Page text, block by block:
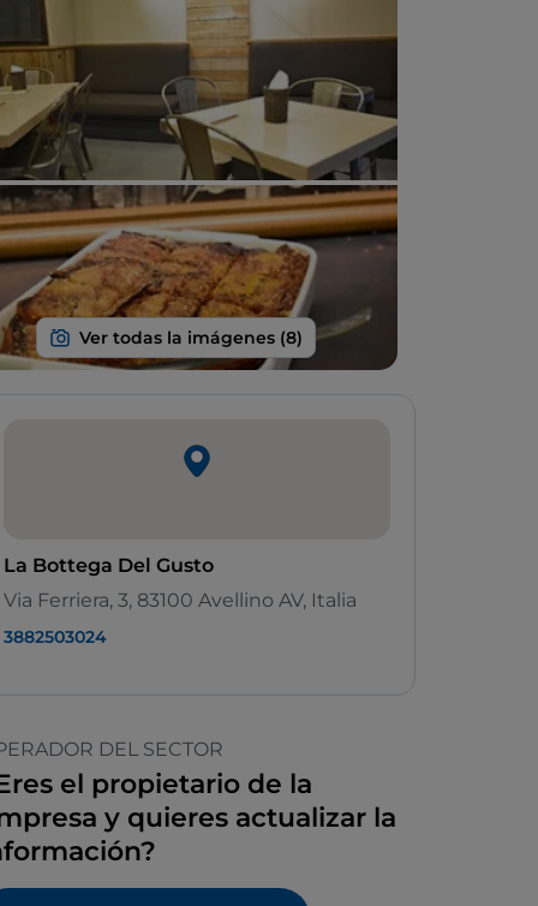
La Bottega Del Gusto
Via Ferriera, 3, 83100 Avellino AV, Italia
3882503024
DEL SECTOR
el propietario de la
y quieres actualizar la